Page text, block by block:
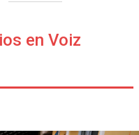
en Voiz